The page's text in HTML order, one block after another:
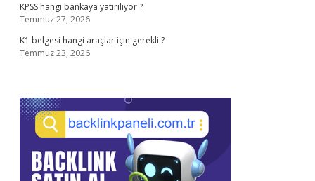
KPSS hangi bankaya yatırılıyor ?
Temmuz 27, 2026
K1 belgesi hangi araçlar için gerekli ?
Temmuz 23, 2026